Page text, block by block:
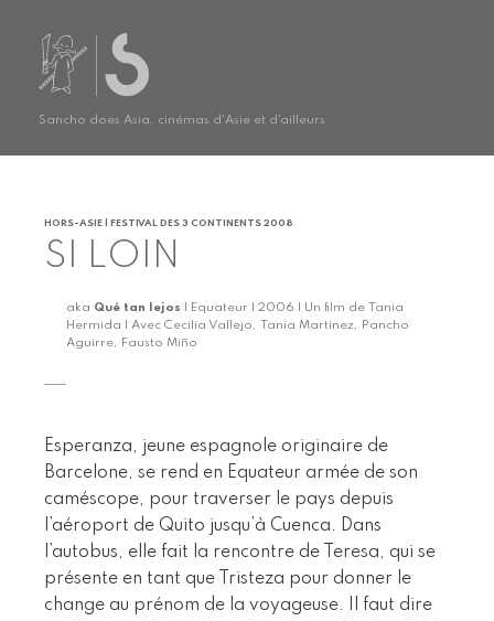
Sancho does Asia, cinémas d'Asie et d'ailleurs
HORS-ASIE | FESTIVAL DES 3 CONTINENTS 2008
SI LOIN
aka Qué tan lejos | Equateur | 2006 | Un film de Tania
Hermida | Avec Cecilia Vallejo, Tania Martinez, Pancho
Aguirre, Fausto Miño
Esperanza, jeune espagnole originaire de
Barcelone, se rend en Equateur armée de son
caméscope, pour traverser le pays depuis
l’aéroport de Quito jusqu’à Cuenca. Dans
l’autobus, elle fait la rencontre de Teresa, qui se
présente en tant que Tristeza pour donner le
change au prénom de la voyageuse. Il faut dire